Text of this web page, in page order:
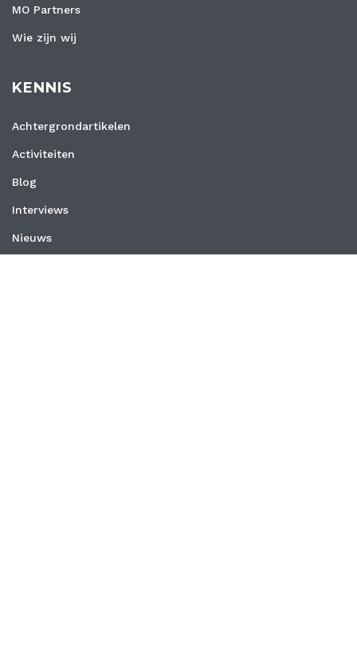
MO Partners
Wie zijn wij
KENNIS
Achtergrondartikelen
Activiteiten
Blog
Interviews
Nieuws